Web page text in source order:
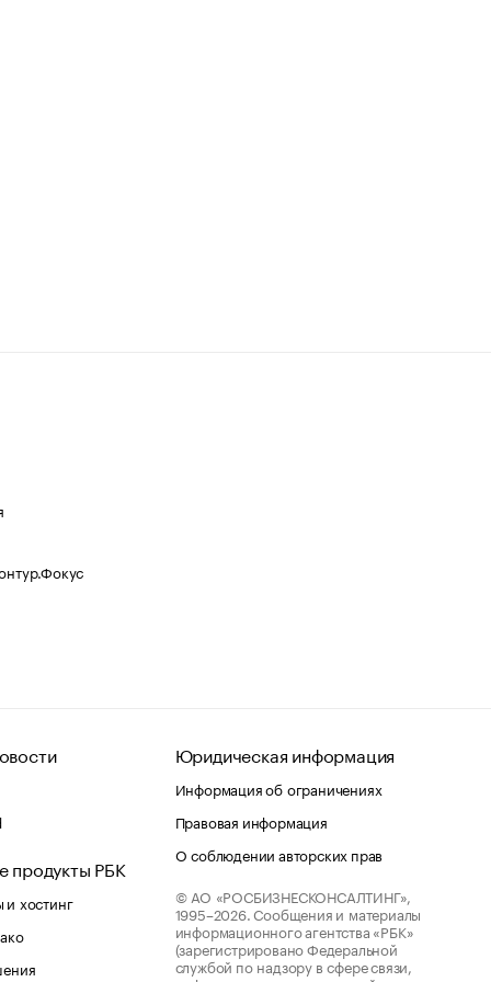
продукты РБК
хостинг
Юридическая информация
Информация об ограничениях
Правовая информация
О соблюдении авторских прав
© АО «РОСБИЗНЕСКОНСАЛТИНГ»,
1995–2026. Сообщения и материалы
информационного агентства «РБК»
(зарегистрировано Федеральной
службой по надзору в сфере связи,